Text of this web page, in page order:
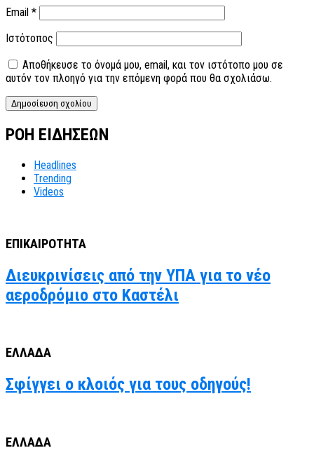
Email *
Ιστότοπος
Αποθήκευσε το όνομά μου, email, και τον ιστότοπο μου σε
αυτόν τον πλοηγό για την επόμενη φορά που θα σχολιάσω.
ΡΟΗ ΕΙΔΗΣΕΩΝ
Headlines
Trending
Videos
ΕΠΙΚΑΙΡΟΤΗΤΑ
Διευκρινίσεις από την ΥΠΑ για το νέο
αεροδρόμιο στο Καστέλι
ΕΛΛΑΔΑ
Σφίγγει ο κλοιός για τους οδηγούς!
ΕΛΛΑΔΑ